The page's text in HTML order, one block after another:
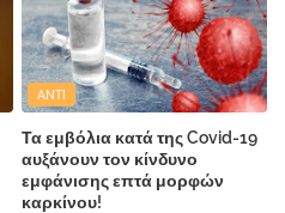
ANTI
Τα εμβόλια κατά της Covid-19
αυξάνουν τον κίνδυνο
εμφάνισης επτά μορφών
καρκίνου!